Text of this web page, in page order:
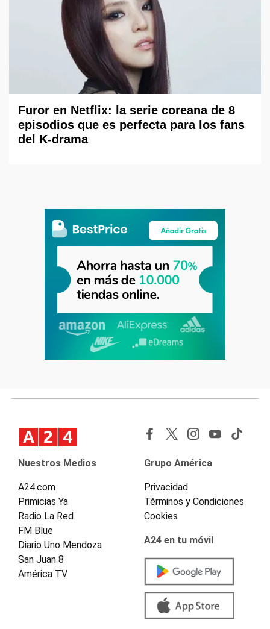
Furor en Netflix: la serie coreana de 8
episodios que es perfecta para los fans
del K-drama
Nuestros Medios
A24.com
Primicias Ya
Radio La Red
FM Blue
Diario Uno Mendoza
San Juan 8
América TV
Grupo América
Privacidad
Términos y Condiciones
Cookies
A24 en tu móvil